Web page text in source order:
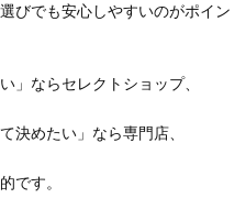
びでも安心しやすいのがポイン
」ならセレクトショップ、
決めたい」なら専門店、
です。